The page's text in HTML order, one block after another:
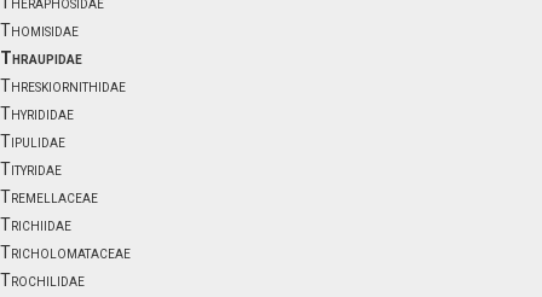
Thomisidae
Thraupidae
Threskiornithidae
Thyrididae
Tipulidae
Tityridae
Tremellaceae
Trichiidae
Tricholomataceae
Trochilidae